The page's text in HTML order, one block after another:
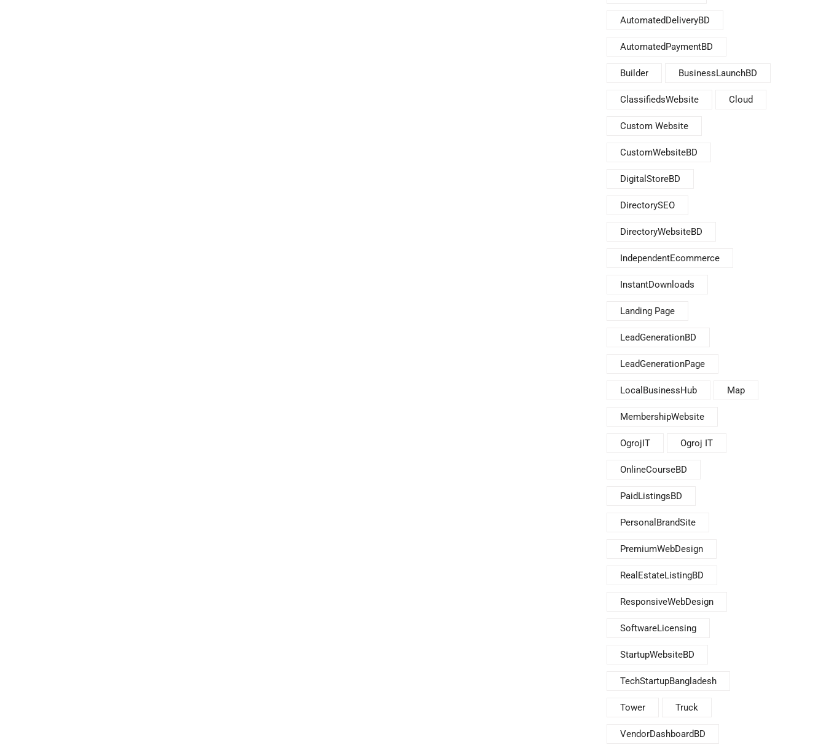
AutomatedDeliveryBD
AutomatedPaymentBD
Builder BusinessLaunchBD
ClassifiedsWebsite Cloud
Custom Website
CustomWebsiteBD
DigitalStoreBD
DirectorySEO
DirectoryWebsiteBD
IndependentEcommerce
InstantDownloads
Landing Page
LeadGenerationBD
LeadGenerationPage
LocalBusinessHub Map
MembershipWebsite
OgrojIT Ogroj IT
OnlineCourseBD
PaidListingsBD
PersonalBrandSite
PremiumWebDesign
RealEstateListingBD
ResponsiveWebDesign
SoftwareLicensing
StartupWebsiteBD
TechStartupBangladesh
Tower Truck
VendorDashboardBD